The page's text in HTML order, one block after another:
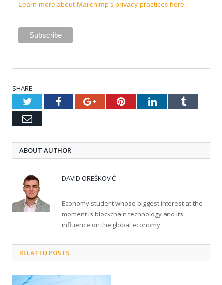
Learn more about Mailchimp’s privacy practices here.
SHARE.
TwitterFacebookGoogle+PinterestLinkedInTumblr
Email
ABOUT AUTHOR
DAVID OREŠKOVIĆ
Economy student whose biggest interest at the
moment is blockchain technology and its'
influence on the global economy.
RELATED POSTS